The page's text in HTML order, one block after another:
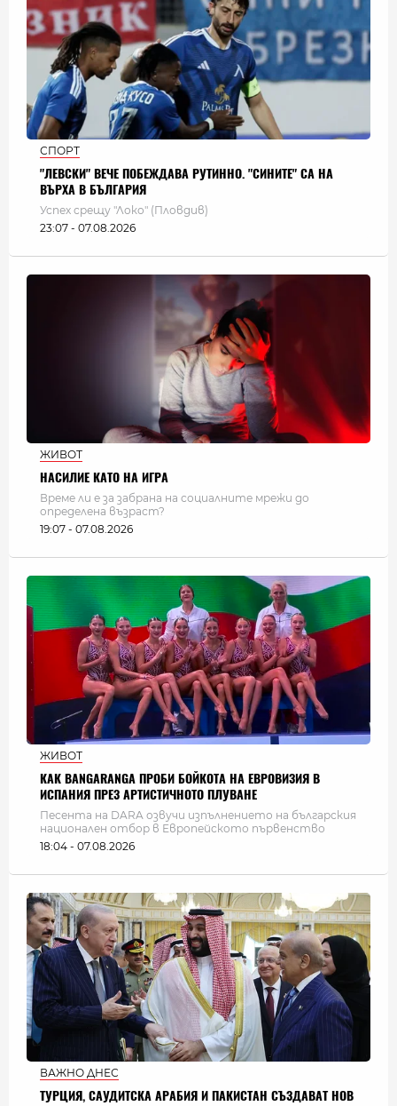
СПОРТ
"ЛЕВСКИ" ВЕЧЕ ПОБЕЖДАВА РУТИННО. "СИНИТЕ" СА НА
ВЪРХА В БЪЛГАРИЯ
Успех срещу "Локо" (Пловдив)
23:07 - 07.08.2026
ЖИВОТ
НАСИЛИЕ КАТО НА ИГРА
Време ли е за забрана на социалните мрежи до
определена възраст?
19:07 - 07.08.2026
ЖИВОТ
КАК BANGARANGA ПРОБИ БОЙКОТА НА ЕВРОВИЗИЯ В
ИСПАНИЯ ПРЕЗ АРТИСТИЧНОТО ПЛУВАНЕ
Песента на DARA озвучи изпълнението на българския
национален отбор в Европейското първенство
18:04 - 07.08.2026
ВАЖНО ДНЕС
ТУРЦИЯ, САУДИТСКА АРАБИЯ И ПАКИСТАН СЪЗДАВАТ НОВ